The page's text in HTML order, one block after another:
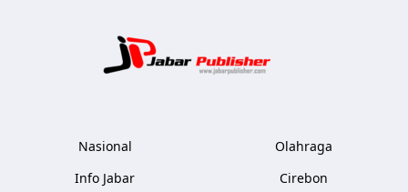
Nasional
Info Jabar
Olahraga
Cirebon